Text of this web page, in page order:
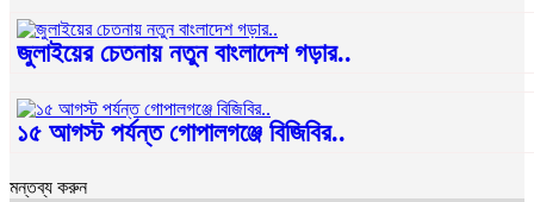
জুলাইয়ের চেতনায় নতুন বাংলাদেশ গড়ার..
১৫ আগস্ট পর্যন্ত গোপালগঞ্জে বিজিবির..
মন্তব্য করুন